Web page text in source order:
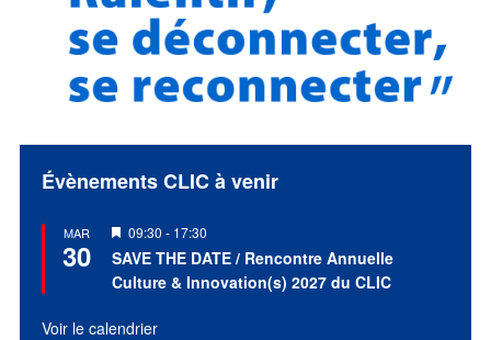
Évènements CLIC à venir
MAR
30
Mis
en
avant
09:30 - 17:30
SAVE THE DATE / Rencontre Annuelle
Culture & Innovation(s) 2027 du CLIC
Voir le calendrier